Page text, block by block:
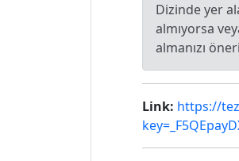
Dizinde yer
almıyorsa
almanızı
Link: https://